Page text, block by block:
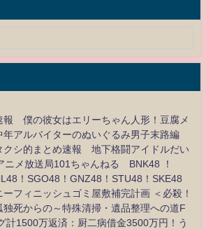
報 僕の彼女はエリーちゃん人形！豆腐メ
年アルバイターのぬいぐるみ男子末路編
シ的まとめ速報 地下格闘アイドルだい
メ放送局101ちゃんねる BNK48 ！
！SGO48！GNZ48！STU48！SKE48
フィニッシュゴミ屋敷補完計画 ＜必殺！
死からの～特殊清掃・遺品整理への道F
計1500万返済：厨二病借金3500万円！う